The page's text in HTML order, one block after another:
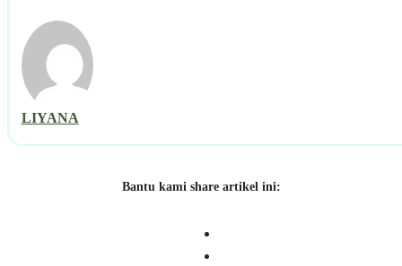
LIYANA
Bantu kami share artikel ini: